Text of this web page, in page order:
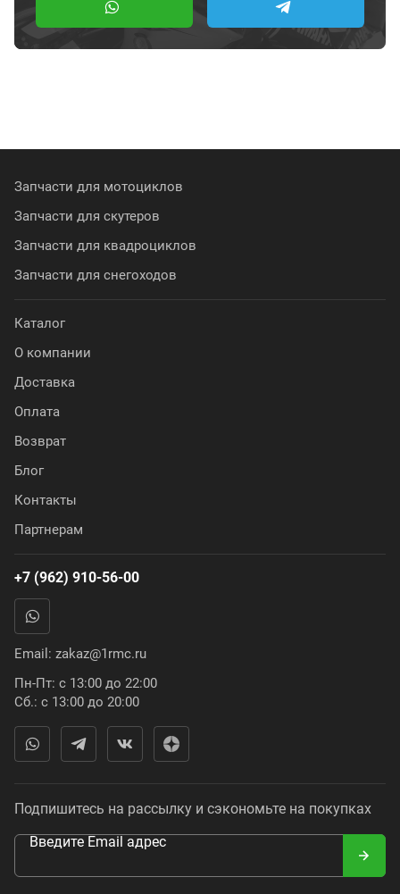
Запчасти для мотоциклов
Запчасти для скутеров
Запчасти для квадроциклов
Запчасти для снегоходов
Каталог
О компании
Доставка
Оплата
Возврат
Блог
Контакты
Партнерам
+7 (962) 910-56-00
Email: zakaz@1rmc.ru
Пн-Пт: с 13:00 до 22:00
Сб.: с 13:00 до 20:00
Подпишитесь на рассылку и сэкономьте на покупках
Введите Email адрес